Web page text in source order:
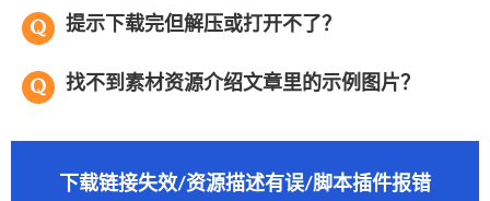
提示下载完但解压或打开不了？
找不到素材资源介绍文章里的示例图片？
下载链接失效/资源描述有误/脚本插件报错